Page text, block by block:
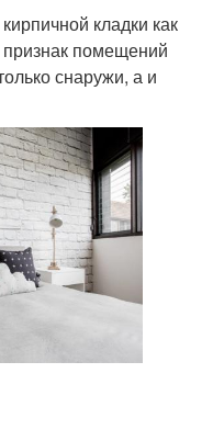
кладки как
признак помещений
снаружи, а и